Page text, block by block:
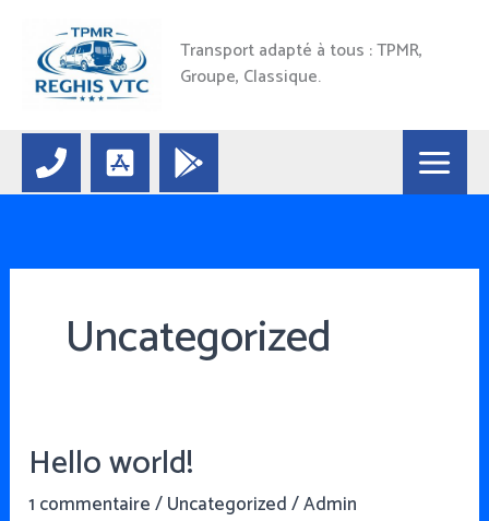
contenu
Transport adapté à tous : TPMR,
Groupe, Classique.
Uncategorized
Hello world!
1 commentaire/Uncategorized/Admin
Hello